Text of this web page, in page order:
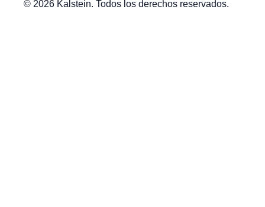
© 2026 Kalstein. Todos los derechos reservados.